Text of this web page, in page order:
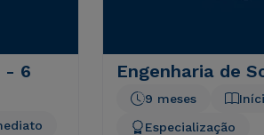
- 6 Engenharia de
9 meses
Especialização